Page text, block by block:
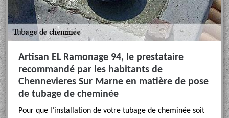
Artisan EL Ramonage 94, le prestataire
recommandé par les habitants de
Chennevieres Sur Marne en matière de pose
de tubage de cheminée
Pour que l’installation de votre tubage de cheminée soit